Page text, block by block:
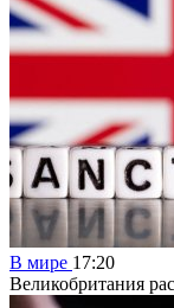
В мире 17:20
Великобритания